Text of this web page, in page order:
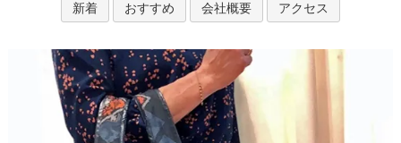
新着 おすすめ 会社概要 アクセス